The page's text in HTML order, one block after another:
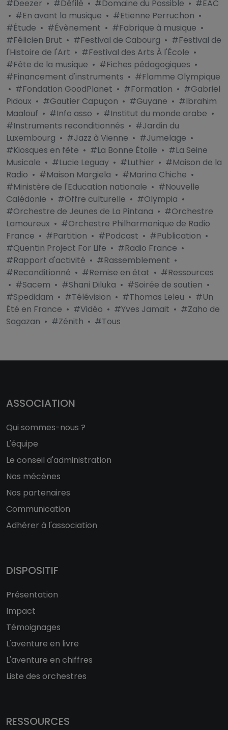
#Deezer • #Défilé • #Domaine du Possible • #EAC
• #En avant la musique • #Etienne Perruchon •
#Étude • #Évènement • #Fabrique à musique •
#Félicien Brut • #Festival de Cabourg • #Festival de
l'Histoire de l'Art • #Festival des Arts À l'École •
#Fête de la musique • #Fiches pédagogiques •
#Financement d'instruments • #Flamme Olympique
• #Fondation GoodPlanet • #Formation • #Gabriel
Pidoux • #Gautier Capuçon • #Guyane • #Ibrahim
Maalouf • #Info asso • #Institut du monde arabe •
#Instruments reconditionnés • #Jardin du
Luxembourg • #Jazz à Vienne • #Jumelage •
#Kiosques en fête • #La Bonne Étoile • #La Seine
Musicale • #Lucie Leguay • #Luthier • #Maison de la
Radio • #Maison Margiela • #Marina Chiche •
#Ministère de l'Education nationale • #Nouvelle
Calédonie • #Offre culturelle • #Olympia •
#Orchestre de Jeunes de La Pintana • #Orchestre
Lamoureux • #Orchestre Philharmonique de Radio
France • #Partition • #Podcast • #Publication •
#Quentin Project For Life • #Radio France •
#Rapport d'activité • #Rassemblement •
#Reconditionné • #Remise en état • #Ressources
• #Sacem • #Shani Diluka • #Soirée de soutien •
#Spedidam • #Télévision • #Thomas Leleu • #Un
Été en France • #Vidéo • #Yves Jamait • #Zaho de
Sagazan • #Zénith • #Tous
ASSOCIATION
Qui sommes-nous ?
L'équipe
Le conseil d'administration
Nos mécènes
Nos partenaires
Communication
Adhérer à l'association
DISPOSITIF
Présentation
Impact
Témoignages
L'aventure en livre
L'aventure en chiffres
Liste des orchestres
RESSOURCES